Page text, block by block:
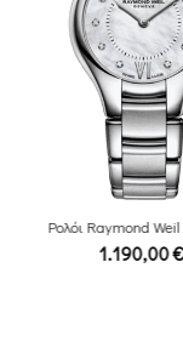
Ρολόι Raymond
1.190,00